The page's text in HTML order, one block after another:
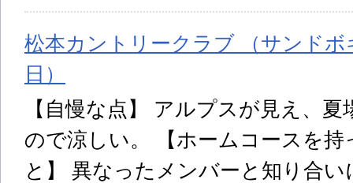
松本カントリークラブ （サンド
日）
【自慢な点】 アルプスが見え、
ので涼しい。 【ホームコースを
と】 異なったメンバーと知り合